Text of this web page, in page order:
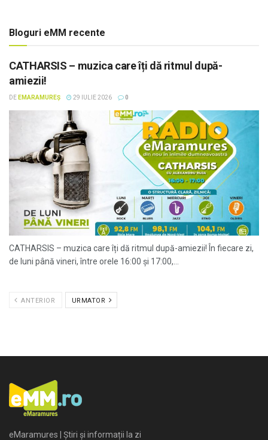
Bloguri eMM recente
CATHARSIS – muzica care îți dă ritmul după-
amiezii!
DE EMARAMUREȘ 29 IULIE 2026 0
CATHARSIS – muzica care îți dă ritmul după-amiezii! În fiecare zi,
de luni până vineri, între orele 16:00 și 17:00,...
ANTERIOR URMATOR
eMaramures | Știri și informații la zi